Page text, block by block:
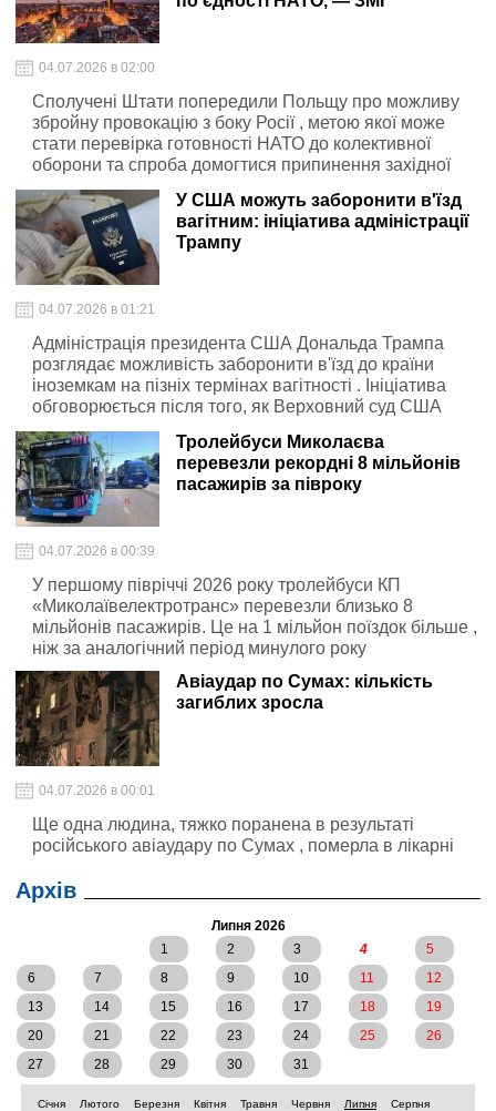
04.07.2026 в 02:00
Сполучені Штати попередили Польщу про можливу
збройну провокацію з боку Росії , метою якої може
стати перевірка готовності НАТО до колективної
оборони та спроба домогтися припинення західної
допомоги Україні
У США можуть заборонити в'їзд
вагітним: ініціатива адміністрації
Трампу
04.07.2026 в 01:21
Адміністрація президента США Дональда Трампа
розглядає можливість заборонити в'їзд до країни
іноземкам на пізніх термінах вагітності . Ініціатива
обговорюється після того, як Верховний суд США
відмовився підтримати спробу скасувати право на
громадянство за народженням
Тролейбуси Миколаєва
перевезли рекордні 8 мільйонів
пасажирів за півроку
04.07.2026 в 00:39
У першому півріччі 2026 року тролейбуси КП
«Миколаївелектротранс» перевезли близько 8
мільйонів пасажирів. Це на 1 мільйон поїздок більше ,
ніж за аналогічний період минулого року
Авіаудар по Сумах: кількість
загиблих зросла
04.07.2026 в 00:01
Ще одна людина, тяжко поранена в результаті
російського авіаудару по Сумах , померла в лікарні
Архів
Липня 2026
1
2 3 4
5
6
7 8 9 10 11
12
13
14 15 16 17 18
19
20
21 22 23 24 25
26
27
28 29 30 31
Січня Лютого Березня Квітня Травня Червня Липня Серпня